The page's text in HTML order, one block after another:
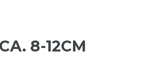
8-12CM